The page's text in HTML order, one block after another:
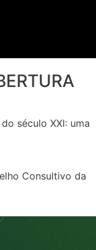
século XXI: uma
Consultivo da